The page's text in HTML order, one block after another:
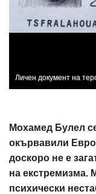
Личен документ на
Мохамед Булел
окървавили
доскоро не е
на екстремизма.
психически